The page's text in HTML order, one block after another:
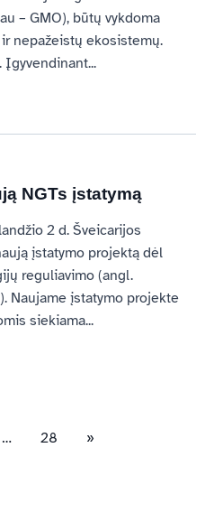
– GMO), būtų vykdoma
nepažeistų ekosistemų.
Įgyvendinant...
NGTs įstatymą
2 d. Šveicarijos
įstatymo projektą dėl
reguliavimo (angl.
Naujame įstatymo projekte
siekiama...
… 28 »